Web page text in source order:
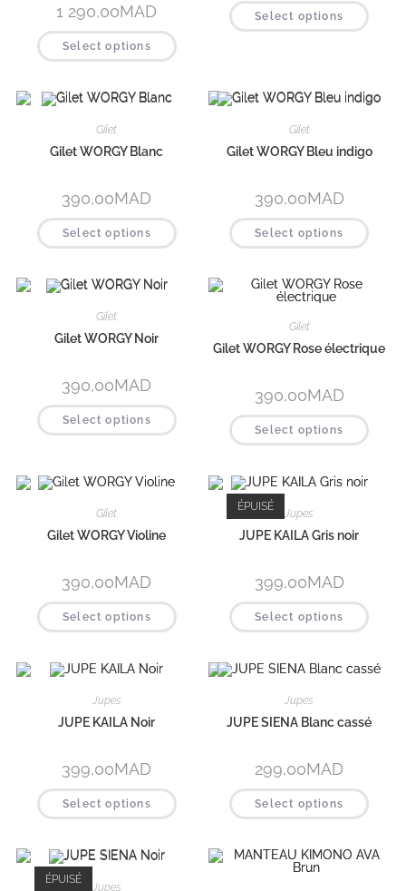
1 290,00MAD
Select options
Select options
Gilet
Gilet WORGY Blanc
390,00MAD
Select options
Gilet
Gilet WORGY Bleu indigo
390,00MAD
Select options
Gilet
Gilet WORGY Noir
390,00MAD
Select options
Gilet
Gilet WORGY Rose électrique
390,00MAD
Select options
Gilet
Gilet WORGY Violine
390,00MAD
Select options
ÉPUISÉ
Jupes
JUPE KAILA Gris noir
399,00MAD
Select options
Jupes
JUPE KAILA Noir
399,00MAD
Select options
Jupes
JUPE SIENA Blanc cassé
299,00MAD
Select options
ÉPUISÉ
Jupes